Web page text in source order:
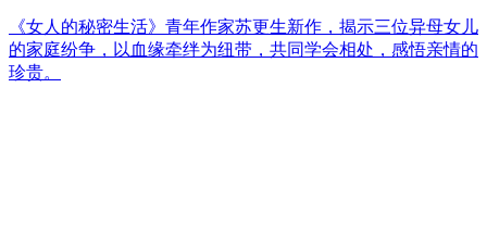
《女人的秘密生活》青年作家苏更生新作，揭示三位异母女儿
的家庭纷争，以血缘牵绊为纽带，共同学会相处，感悟亲情的
珍贵。